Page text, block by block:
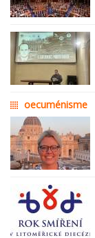
oecuménisme